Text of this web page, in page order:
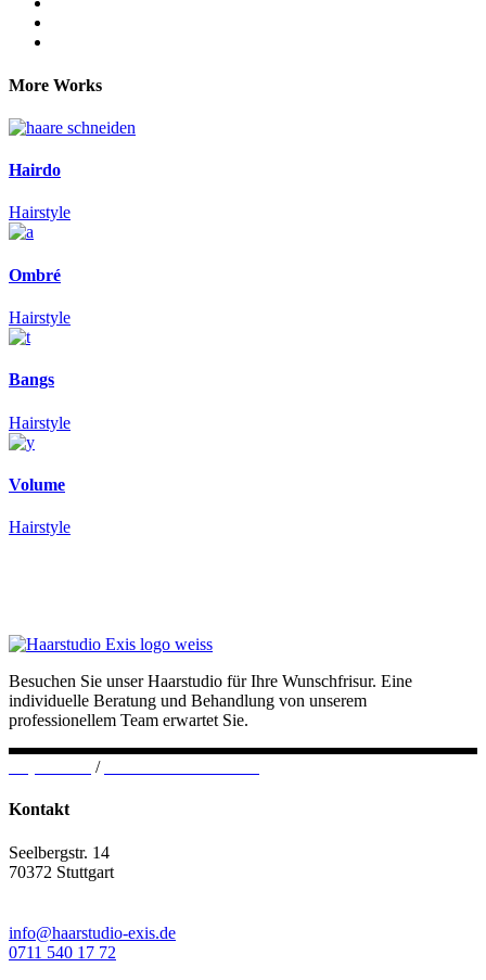
More Works
Hairdo
Hairstyle
Ombré
Hairstyle
Bangs
Hairstyle
Volume
Hairstyle
Besuchen Sie unser Haarstudio für Ihre Wunschfrisur. Eine
individuelle Beratung und Behandlung von unserem
professionellem Team erwartet Sie.
/
Kontakt
Seelbergstr. 14
70372 Stuttgart
info@haarstudio-exis.de
0711 540 17 72